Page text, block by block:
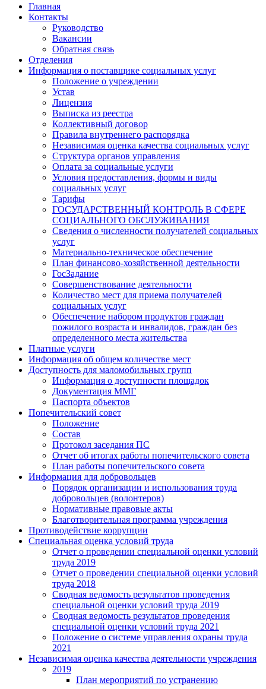
Главная
Контакты
Руководство
Вакансии
Обратная связь
Отделения
Информация о поставщике социальных услуг
Положение о учреждении
Устав
Лицензия
Выписка из реестра
Коллективный договор
Правила внутреннего распорядка
Независимая оценка качества социальных услуг
Структура органов управления
Оплата за социальные услуги
Условия предоставления, формы и виды
социальных услуг
Тарифы
ГОСУДАРСТВЕННЫЙ КОНТРОЛЬ В СФЕРЕ
СОЦИАЛЬНОГО ОБСЛУЖИВАНИЯ
Сведения о численности получателей социальных
услуг
Материально-техническое обеспечение
План финансово-хозяйственной деятельности
ГосЗадание
Совершенствование деятельности
Количество мест для приема получателей
социальных услуг
Обеспечение набором продуктов граждан
пожилого возраста и инвалидов, граждан без
определенного места жительства
Платные услуги
Информация об общем количестве мест
Доступность для маломобильных групп
Информация о доступности площадок
Документация ММГ
Паспорта объектов
Попечительский совет
Положение
Состав
Протокол заседания ПС
Отчет об итогах работы попечительского совета
План работы попечительского совета
Информация для добровольцев
Порядок организации и использования труда
добровольцев (волонтеров)
Нормативные правовые акты
Благотворительная программа учреждения
Противодействие коррупции
Специальная оценка условий труда
Отчет о проведении специальной оценки условий
труда 2019
Отчет о проведении специальной оценки условий
труда 2018
Сводная ведомость результатов проведения
специальной оценки условий труда 2019
Сводная ведомость результатов проведения
специальной оценки условий труда 2021
Положение о системе управления охраны труда
2021
Независимая оценка качества деятельности учреждения
2019
План мероприятий по устранению